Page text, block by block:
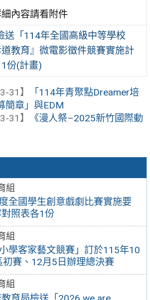
組
全國學生創意戲劇比賽實施要
照表各1份
組
學客家藝文競賽」訂於115年10
賽、12月5日辦理總決賽
組
內容請看附件
送「114年全國高級中等學校
道教育』微電影徵件競賽實施計
份(計畫)
31】
「114年青聚點Dreamer培
簡章」與EDM
31】
《漫人祭–2025新竹國際動